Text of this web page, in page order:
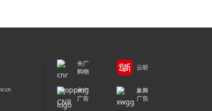
央广
购物
云听
央广
广告
象舞
广告